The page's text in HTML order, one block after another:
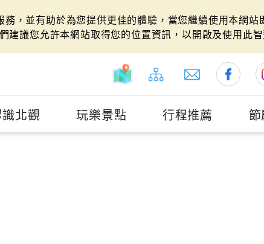
，並有助於為您提供更佳的體驗，當您繼續使用本網站
建議您允許本網站取得您的位置資訊，以開啟及使用此智
識北觀 玩樂景點 行程推薦 節